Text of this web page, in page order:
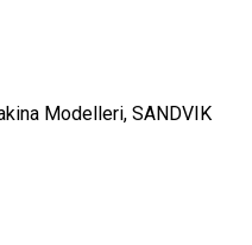
Modelleri, SANDVIK